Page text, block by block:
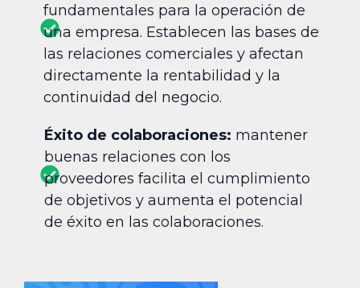
fundamentales para la operación de
una empresa. Establecen las bases de
las relaciones comerciales y afectan
directamente la rentabilidad y la
continuidad del negocio.
Éxito de colaboraciones: mantener
buenas relaciones con los
proveedores facilita el cumplimiento
de objetivos y aumenta el potencial
de éxito en las colaboraciones.